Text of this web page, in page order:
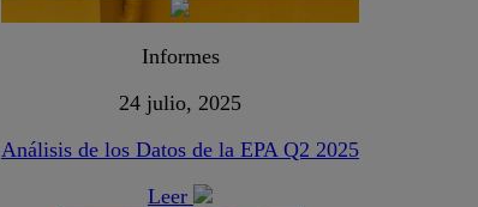
Informes
24 julio, 2025
Análisis de los Datos de la EPA Q2 2025
Leer